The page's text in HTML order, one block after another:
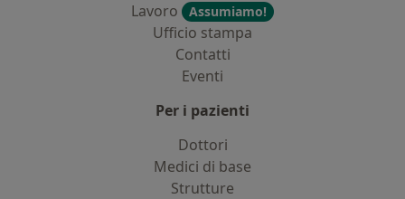
Lavoro
Assumiamo!
Ufficio stampa
Contatti
Eventi
Per i pazienti
Dottori
Medici di base
Strutture